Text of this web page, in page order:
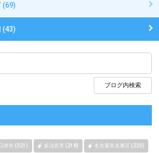
(69)
(43)
井市 (321) 多治見市 (218) 名古屋市名東区 (220)